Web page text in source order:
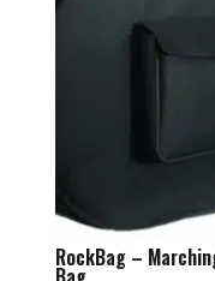
RockBag –